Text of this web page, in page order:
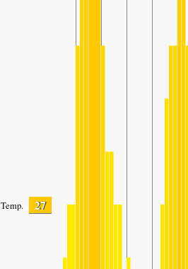
Temp. 27